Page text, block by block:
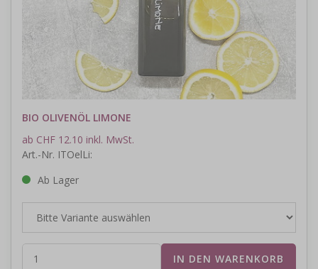
BIO OLIVENÖL LIMONE
ab CHF 12.10 inkl. MwSt.
Art.-Nr. ITOelLi:
Ab Lager